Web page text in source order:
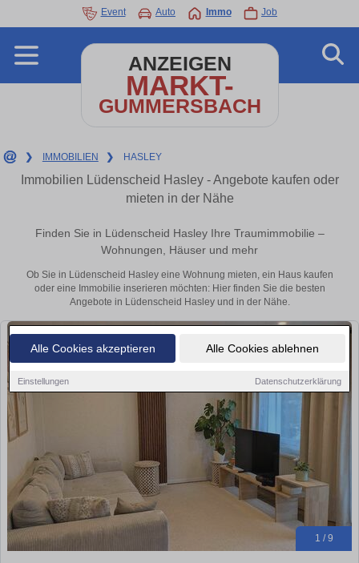
Alle Cookies akzeptieren Alle Cookies ablehnen
Einstellungen Datenschutzerklärung
Event Auto Immo Job
ANZEIGEN
MARKT-
GUMMERSBACH
❯ IMMOBILIEN ❯ HASLEY
Immobilien Lüdenscheid Hasley - Angebote kaufen oder
mieten in der Nähe
Finden Sie in Lüdenscheid Hasley Ihre Traumimmobilie –
Wohnungen, Häuser und mehr
Ob Sie in Lüdenscheid Hasley eine Wohnung mieten, ein Haus kaufen
oder eine Immobilie inserieren möchten: Hier finden Sie die besten
Angebote in Lüdenscheid Hasley und in der Nähe.
1 / 9